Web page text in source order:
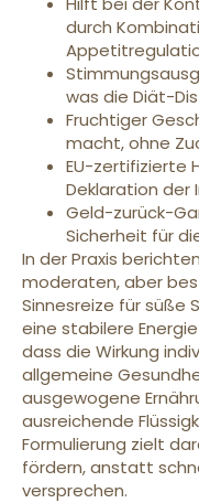
durch
was die Diät-
Fruchtiger
macht, ohne
EU-zertifizierte
Deklaration
Geld-zurück-
Sicherheit für
In der Praxis
moderaten, aber
Sinnesreize für süße
eine stabilere
dass die Wirkung
allgemeine
ausgewogene
ausreichende
Formulierung zielt
fördern, anstatt
versprechen.